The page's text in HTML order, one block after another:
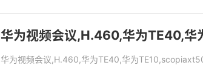
华为视频会议,H.460,华为TE40,
华为视频会议,H.460,华为TE40,华为